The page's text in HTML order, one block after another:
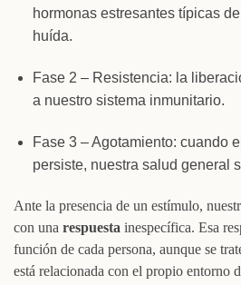
hormonas estresantes típicas
huída.
Fase 2 – Resistencia: la
a nuestro sistema inmunitario.
Fase 3 – Agotamiento: cuando
persiste, nuestra salud general
Ante la presencia de un estímulo,
con una respuesta inespecífica. Esa
función de cada persona, aunque se
está relacionada con el propio entorno